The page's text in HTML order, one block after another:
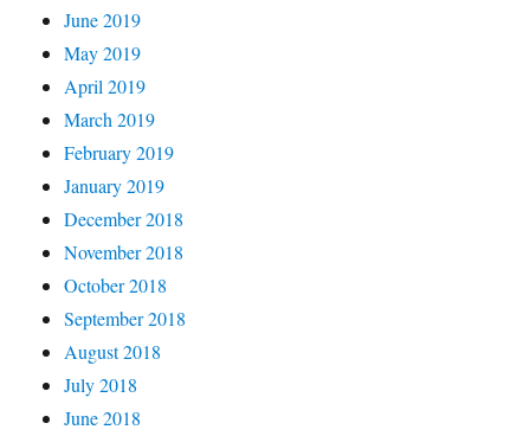
June 2019
May 2019
April 2019
March 2019
February 2019
January 2019
December 2018
November 2018
October 2018
September 2018
August 2018
July 2018
June 2018